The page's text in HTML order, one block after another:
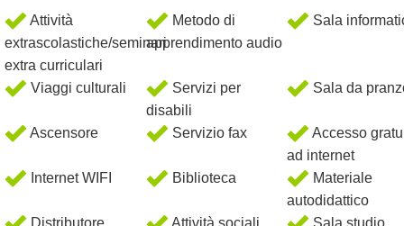
Attività
extrascolastiche/seminari
extra curriculari
Metodo di
apprendimento audio
Sala
Viaggi culturali
Servizi per
disabili
Sala da
Ascensore Servizio fax
Accesso
ad internet
Internet WIFI
Biblioteca
Materiale
autodidattico
Distributore
Attività sociali Sala studio